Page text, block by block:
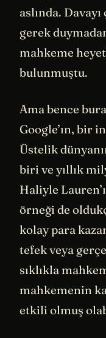
aslında.
gerek
mahkeme
bulunmuştu.
Ama bence
Google’ın, bir
Üstelik
biri ve yıllık
Haliyle
örneği de
kolay para
tefek veya
sıklıkla
mahkemenin
etkili olmuş